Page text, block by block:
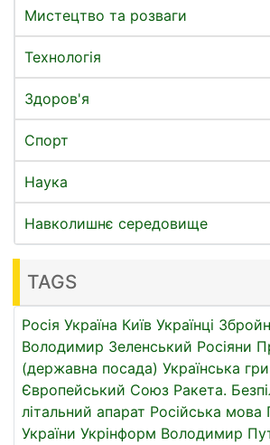
Мистецтво та розваги
Технологія
Здоров'я
Спорт
Наука
Навколишнє середовище
TAGS
Росія Україна Київ Українці
Володимир Зеленський Росіяни
(державна посада) Українська
Європейський Союз Ракета.
літальний апарат Російська мова
України Укрінформ Володимир